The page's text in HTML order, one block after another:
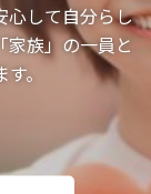
心して自分らし
家族」の一員と
。